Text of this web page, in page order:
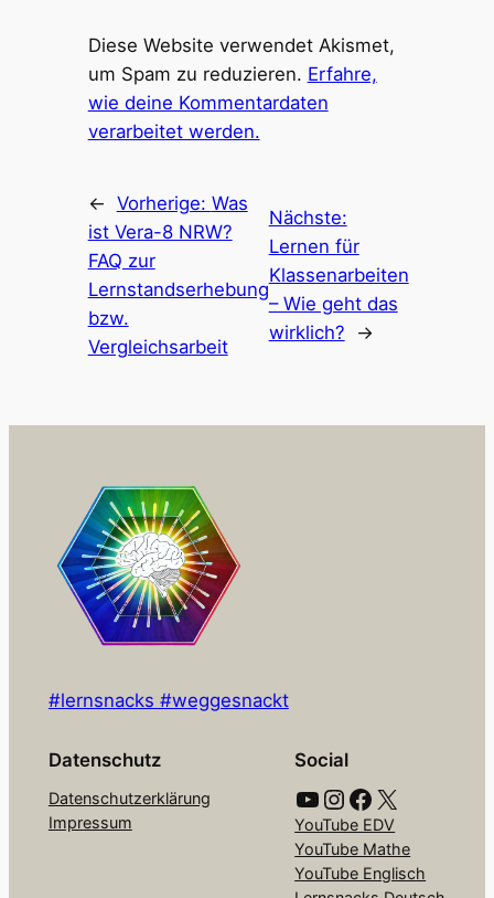
Diese Website verwendet Akismet,
um Spam zu reduzieren. Erfahre,
wie deine Kommentardaten
verarbeitet werden.
← Vorherige: Was
ist Vera-8 NRW?
FAQ zur
Lernstandserhebung
bzw.
Vergleichsarbeit
Nächste:
Lernen für
Klassenarbeiten
– Wie geht das
wirklich?
→
#lernsnacks #weggesnackt
Datenschutz
Datenschutzerklärung
Impressum
Social
YouTube Instagram Facebook X
YouTube EDV
YouTube Mathe
YouTube Englisch